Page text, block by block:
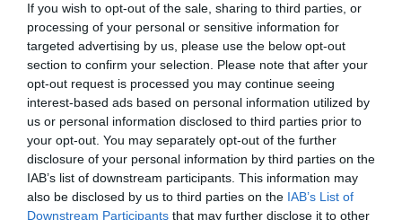
If you wish to opt-out of the sale, sharing to third parties, or
processing of your personal or sensitive information for
targeted advertising by us, please use the below opt-out
section to confirm your selection. Please note that after your
opt-out request is processed you may continue seeing
interest-based ads based on personal information utilized by
us or personal information disclosed to third parties prior to
your opt-out. You may separately opt-out of the further
disclosure of your personal information by third parties on the
IAB’s list of downstream participants. This information may
also be disclosed by us to third parties on the IAB’s List of
Downstream Participants that may further disclose it to other
legkiemelkedőbb szakmai teljesítményeinek és
eredményeinek elismeréséül szolgálnak. A díjakat az
agrárium legmeghatározóbb személyeségeiből áll szakmai
zsűri ítéli oda az ágazati szereplők benyújtott pályázatai
alapján.
Nagyvállalatoknak és kkv-knak is szóló rendezvényünkön
többek között ezekre a kérdésekre is válaszokat keresünk
és adunk!
el, ki használja ügyesebben a kész megoldásokat. Hanem
azon, ki képes létrehozni, legyártani és birtokolni azokat a
technológiákat, amelyek nélkül mások sem tudnak majd
működni. Egy új akkumulátor, amely tovább tárolja az
energiát. Egy anyag, amely könnyebb, erősebb vagy
olcsóbban előállítható a korábbiaknál. Egy gyógyszer vagy
diagnosztikai eljárás, amely korábban kezelhetetlen
betegségekre ad választ. Robotikai rendszer, védelmi
technológia, új gyártási folyamat vagy űripari fejlesztés.
RÉSZLETEK & JEGYEK
PORTFOLIO KONFERENCIÁK 25 ÉVE